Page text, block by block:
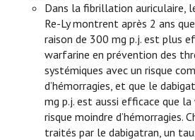
Dans la fibrillation auriculaire,
Re-Ly montrent après 2 ans
raison de 300 mg p.j. est plus
warfarine en prévention des
systémiques avec un risque
d’hémorragies, et que le
mg p.j. est aussi efficace que
risque moindre d’hémorragies.
traités par le dabigatran, un